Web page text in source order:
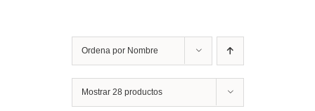
Ordena por Nombre
Mostrar 28 productos